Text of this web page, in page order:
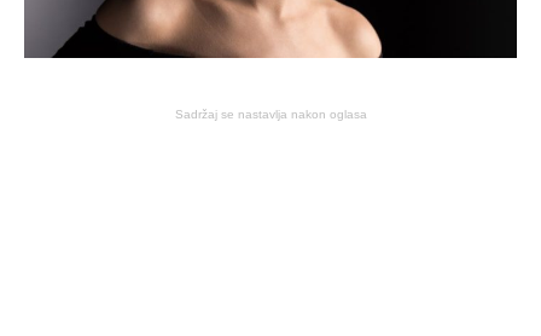
Sadržaj se nastavlja nakon oglasa